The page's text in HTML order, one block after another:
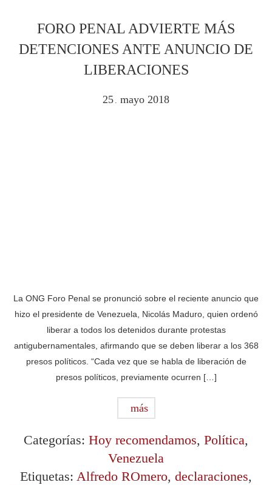
FORO PENAL ADVIERTE MÁS
DETENCIONES ANTE ANUNCIO DE
LIBERACIONES
25 . mayo 2018
La ONG Foro Penal se pronunció sobre el reciente anuncio que
hizo el presidente de Venezuela, Nicolás Maduro, quien ordenó
liberar a todos los detenidos durante protestas
antigubernamentales, afirmando que se deben liberar a los 368
presos políticos. “Cada vez que se habla de liberación de
presos políticos, previamente ocurren […]
más
Categorías: Hoy recomendamos, Política,
Venezuela
Etiquetas: Alfredo ROmero, declaraciones,